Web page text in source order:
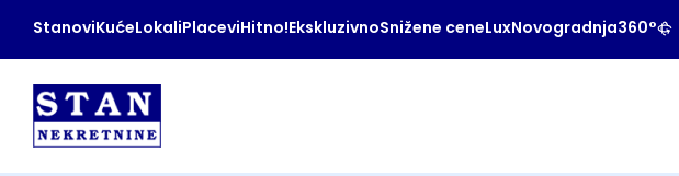
StanoviKućeLokaliPlaceviHitno!EkskluzivnoSnižene ceneLuxNovogradnja360°